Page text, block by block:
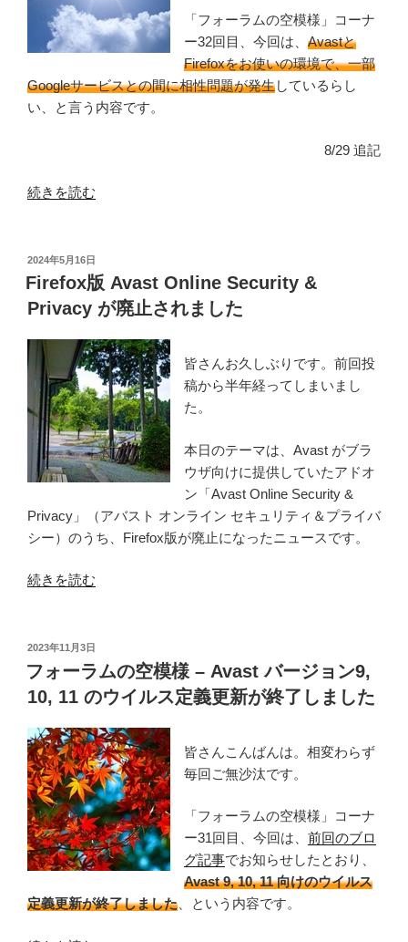
化！？”
の
「フォーラムの空模様」コーナ
ー32回目、今回は、 Avastと
Firefoxをお使いの環境で、一部
Googleサービスとの間に相性問題が発生しているらし
い、と言う内容です。
8/29 追記
“フ
ラ
ム
の
模
様
Firefox
と
Google
系
イ
ト
の
問
題？”
の
続きを読む
投
稿
日:
2024年5月16日
Firefox版 Avast Online Security &
Privacy が廃止されました
皆さんお久しぶりです。前回投
稿から半年経ってしまいまし
た。
本日のテーマは、Avast がブラ
ウザ向けに提供していたアドオ
ン「Avast Online Security &
Privacy」（アバスト オンライン セキュリティ＆プライバ
シー）のうち、Firefox版が廃止になったニュースです。
“Firefox
Online
Security
&
Privacy
が
廃
止
さ
れ
ま
し
の
続きを読む
投
稿
日:
2023年11月3日
フォーラムの空模様 – Avast バージョン9,
10, 11 のウイルス定義更新が終了しました
皆さんこんばんは。相変わらず
毎回ご無沙汰です。
「フォーラムの空模様」コーナ
ー31回目、今回は、 前回のブロ
グ記事でお知らせしたとおり、
Avast 9, 10, 11 向けのウイルス
定義更新が終了しました 、という内容です。